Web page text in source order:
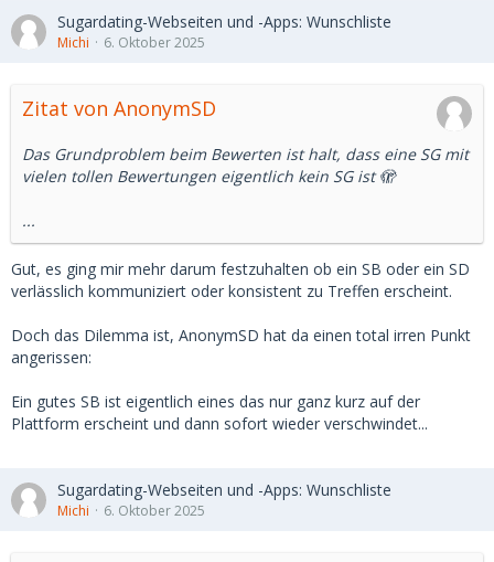
Sugardating-Webseiten und -Apps: Wunschliste
Michi 6. Oktober 2025
Zitat von AnonymSD
Das Grundproblem beim Bewerten ist halt, dass eine SG mit
vielen tollen Bewertungen eigentlich kein SG ist 🫣
...
Gut, es ging mir mehr darum festzuhalten ob ein SB oder ein SD
verlässlich kommuniziert oder konsistent zu Treffen erscheint.
Doch das Dilemma ist, AnonymSD hat da einen total irren Punkt
angerissen:
Ein gutes SB ist eigentlich eines das nur ganz kurz auf der
Plattform erscheint und dann sofort wieder verschwindet...
Sugardating-Webseiten und -Apps: Wunschliste
Michi 6. Oktober 2025